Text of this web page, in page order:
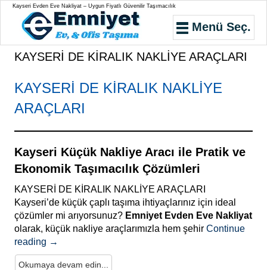
Kayseri Evden Eve Nakliyat – Uygun Fiyatlı Güvenilir Taşımacılık
Menü Seç.
KAYSERİ DE KİRALIK NAKLİYE ARAÇLARI
KAYSERİ DE KİRALIK NAKLİYE
ARAÇLARI
Kayseri Küçük Nakliye Aracı ile Pratik ve
Ekonomik Taşımacılık Çözümleri
KAYSERİ DE KİRALIK NAKLİYE ARAÇLARI
Kayseri’de küçük çaplı taşıma ihtiyaçlarınız için ideal
çözümler mi arıyorsunuz? Emniyet Evden Eve Nakliyat
olarak, küçük nakliye araçlarımızla hem şehir Continue
reading →
Okumaya devam edin...